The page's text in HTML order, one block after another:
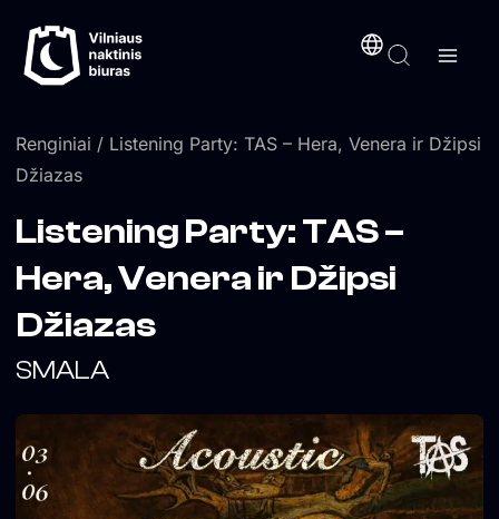
prie
turinio
Renginiai / Listening Party: TAS – Hera, Venera ir Džipsi
Džiazas
Listening Party: TAS –
Hera, Venera ir Džipsi
Džiazas
SMALA